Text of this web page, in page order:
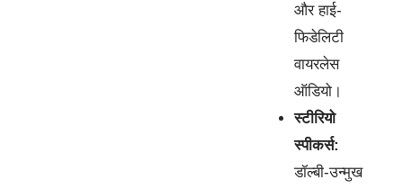
और हाई-
फिडेलिटी
वायरलेस
ऑडियो।
स्टीरियो
स्पीकर्स:
डॉल्बी-उन्मुख